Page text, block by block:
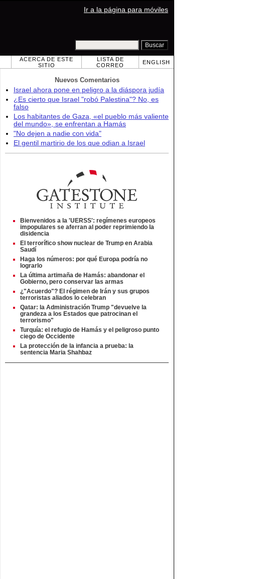
Ir a la página para móviles
ACERCA DE ESTE
SITIO
LISTA DE
CORREO
ENGLISH
Nuevos Comentarios
Israel ahora pone en peligro a la diáspora judía
¿Es cierto que Israel "robó Palestina"? No, es
falso
Los habitantes de Gaza, «el pueblo más valiente
del mundo», se enfrentan a Hamás
"No dejen a nadie con vida"
El gentil martirio de los que odian a Israel
Bienvenidos a la 'UERSS': regímenes europeos
impopulares se aferran al poder reprimiendo la
disidencia
El terrorífico show nuclear de Trump en Arabia
Saudí
Haga los números: por qué Europa podría no
lograrlo
La última artimaña de Hamás: abandonar el
Gobierno, pero conservar las armas
¿"Acuerdo"? El régimen de Irán y sus grupos
terroristas aliados lo celebran
Qatar: la Administración Trump "devuelve la
grandeza a los Estados que patrocinan el
terrorismo"
Turquía: el refugio de Hamás y el peligroso punto
ciego de Occidente
La protección de la infancia a prueba: la
sentencia Maria Shahbaz